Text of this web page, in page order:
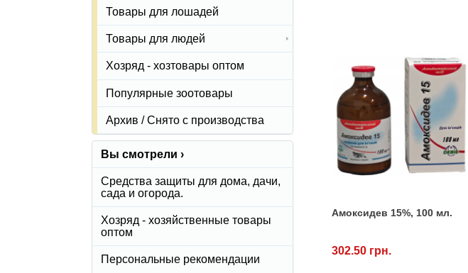
Амоксидев 15%, 100 мл.
302.50 грн.
Товары для лошадей
Товары для людей
Хозряд - хозтовары оптом
Популярные зоотовары
Архив / Снято с производства
Вы смотрели ›
Средства защиты для дома, дачи,
сада и огорода.
Хозряд - хозяйственные товары
оптом
Персональные рекомендации